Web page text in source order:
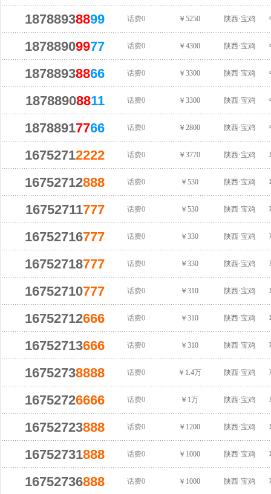
18788938899 话费0 ￥5250 陕西·宝鸡
18788909977 话费0 ￥4300 陕西·宝鸡
18788938866 话费0 ￥3300 陕西·宝鸡
18788908811 话费0 ￥3300 陕西·宝鸡
18788917766 话费0 ￥2800 陕西·宝鸡
16752712222 话费0 ￥3770 陕西·宝鸡
16752712888 话费0 ￥530 陕西·宝鸡
16752711777 话费0 ￥530 陕西·宝鸡
16752716777 话费0 ￥330 陕西·宝鸡
16752718777 话费0 ￥330 陕西·宝鸡
16752710777 话费0 ￥310 陕西·宝鸡
16752712666 话费0 ￥310 陕西·宝鸡
16752713666 话费0 ￥310 陕西·宝鸡
16752738888 话费0 ￥1.4万 陕西·宝鸡
16752726666 话费0 ￥1万 陕西·宝鸡
16752723888 话费0 ￥1200 陕西·宝鸡
16752731888 话费0 ￥1000 陕西·宝鸡
16752736888 话费0 ￥1000 陕西·宝鸡